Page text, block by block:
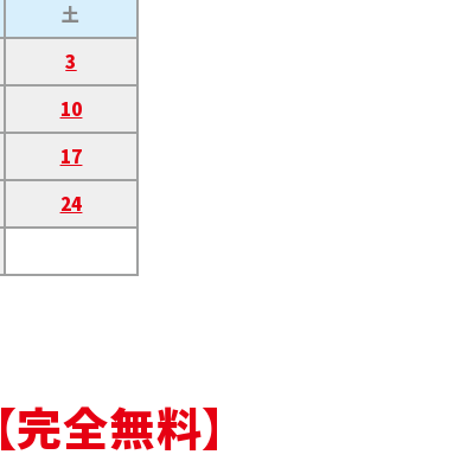
土
3
10
17
24
【完全無料】